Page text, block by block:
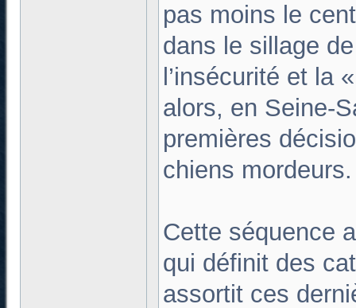
pas moins le
dans le sillage
l’insécurité et la
alors, en Seine-
premières
chiens mordeurs.
Cette séquence
qui définit des
assortit ces